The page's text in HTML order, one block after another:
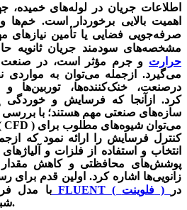
اطلاعات جریان در لوله‌های خمیده،
اهمیت بالایی برخوردار است. خم‌ها و
صرفه‌جویی فضایی یا تأمین
مشخصه‌های سودمند جریان ثانویه
حرارت و جرم مؤثر است، در صنعت
می‌گیرد. ازجمله می‌توان به مواردی
درصنعت، خنک‌کننده‌ها، توربین‌ها
کرد.
ازآنجا که فرسایش و
سازه‌های صنعتی مهم هستند؛ با
کنترل فرسایش را ارائه نمود که
انتخاب و استفاده از فلزات و آلیاژهای
پوشش‌های محافظتی و کاهش
زانویی‌ها اشاره کرد. اولین قدم برای
با مدل
نرم‌افزار FLUENT ( فلوینت )
در
شبیه‌سازی این فرآیند می‌باشد.